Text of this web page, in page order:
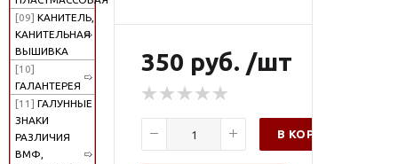
[09] КАНИТЕЛЬ,
КАНИТЕЛЬНАЯ
ВЫШИВКА
[10]
ГАЛАНТЕРЕЯ
[11] ГАЛУННЫЕ
ЗНАКИ
РАЗЛИЧИЯ
ВМФ,
350 руб. /шт
В КОРЗИНУ